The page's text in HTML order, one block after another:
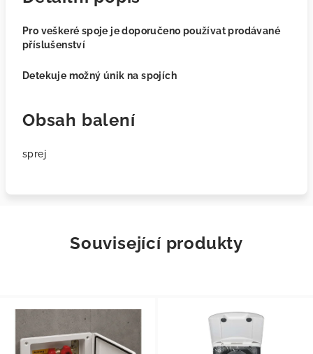
Pro veškeré spoje je doporučeno používat prodávané
příslušenství
Detekuje možný únik na spojích
Obsah balení
sprej
Související produkty